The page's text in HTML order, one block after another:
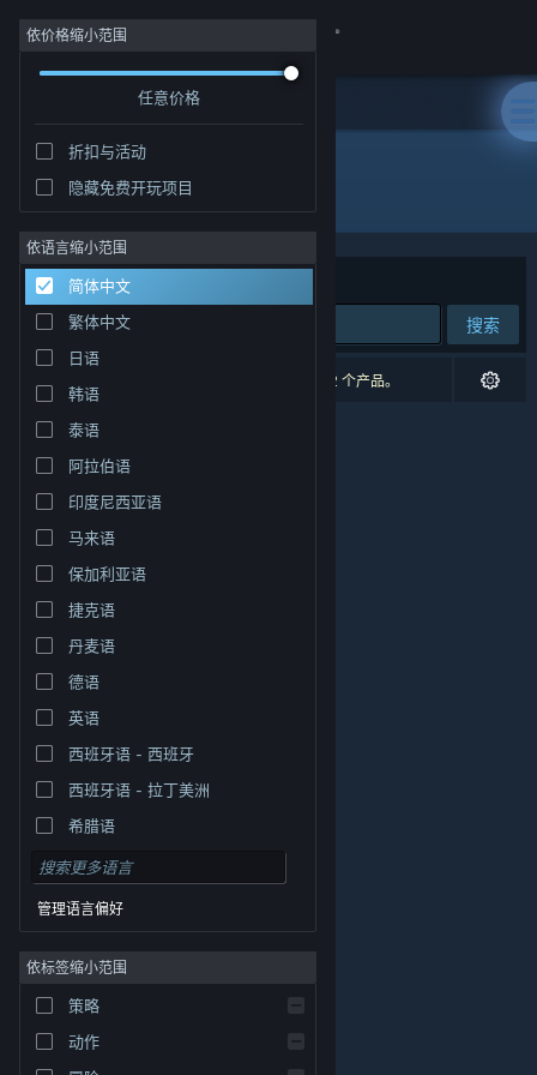
登录
社区
关于
客服
更改语言
获取 Steam 手机应用
查看桌面版网站
© Valve Corporation。保留所有权利。所有商标均为其在
律信息| 无障碍
依价格缩小范围
任意价格
折扣与活动
隐藏免费开玩项目
依语言缩小范围
简体中文
繁体中文
日语
韩语
泰语
阿拉伯语
印度尼西亚语
马来语
保加利亚语
捷克语
丹麦语
德语
英语
西班牙语 - 西班牙
西班牙语 - 拉丁美洲
希腊语
管理语言偏好
依标签缩小范围
策略
动作
开发者: Color Brush Studio
排序依据 相关性
搜索
0 个匹配的搜索结果。 根据您的偏好，已排除了 2 个产品。